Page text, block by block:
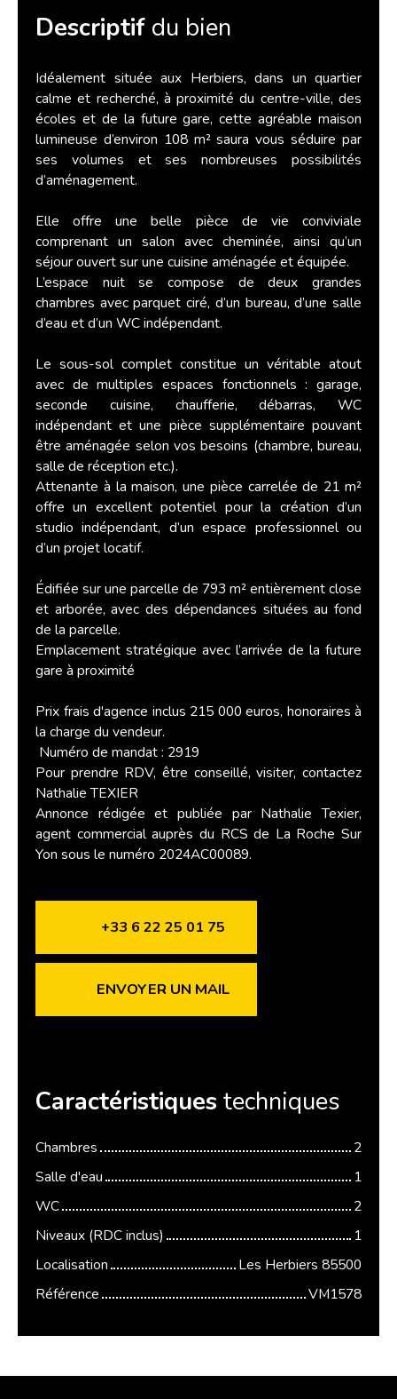
Descriptif du bien
Idéalement située aux Herbiers, dans un quartier
calme et recherché, à proximité du centre-ville, des
écoles et de la future gare, cette agréable maison
lumineuse d’environ 108 m² saura vous séduire par
ses volumes et ses nombreuses possibilités
d’aménagement.
Elle offre une belle pièce de vie conviviale
comprenant un salon avec cheminée, ainsi qu’un
séjour ouvert sur une cuisine aménagée et équipée.
L’espace nuit se compose de deux grandes
chambres avec parquet ciré, d’un bureau, d’une salle
d’eau et d’un WC indépendant.
Le sous-sol complet constitue un véritable atout
avec de multiples espaces fonctionnels : garage,
seconde cuisine, chaufferie, débarras, WC
indépendant et une pièce supplémentaire pouvant
être aménagée selon vos besoins (chambre, bureau,
salle de réception etc.).
Attenante à la maison, une pièce carrelée de 21 m²
offre un excellent potentiel pour la création d’un
studio indépendant, d’un espace professionnel ou
d’un projet locatif.
Édifiée sur une parcelle de 793 m² entièrement close
et arborée, avec des dépendances situées au fond
de la parcelle.
Emplacement stratégique avec l’arrivée de la future
gare à proximité
Prix frais d'agence inclus 215 000 euros, honoraires à
la charge du vendeur.
Numéro de mandat : 2919
Pour prendre RDV, être conseillé, visiter, contactez
Nathalie TEXIER
Annonce rédigée et publiée par Nathalie Texier,
agent commercial auprès du RCS de La Roche Sur
Yon sous le numéro 2024AC00089.
+33 6 22 25 01 75
ENVOYER UN MAIL
Caractéristiques techniques
Chambres
2
Salle d'eau
1
WC
2
Niveaux (RDC inclus)
1
Localisation
Les Herbiers 85500
Référence
VM1578